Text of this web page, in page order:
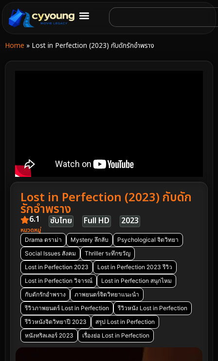
Home » Lost in Perfection (2023) กับดักรักอำพราง
Lost in Perfection (2023) กับดัก
รักอำพราง
6.1 ซับไทย Full HD 2023
หมวดหมู่
Drama ดราม่า Mystery ลึกลับ
Psychological จิตวิทยา
Social Issues สังคม
Thriller ระทึกขวัญ
Lost in Perfection 2023
Lost in Perfection 2023 รีวิว
Lost in Perfection วิจารณ์
Lost in Perfection สนุกไหม
กับดักรักอำพราง
ภาพยนตร์จิตวิทยาแนะนำ
รีวิวภาพยนตร์ Lost in Perfection
รีวิวหนัง Lost in Perfection
รีวิวหนังจิตวิทยาปี 2023
สรุป Lost in Perfection
หนังทริลเลอร์ 2023
เรื่องย่อ Lost in Perfection